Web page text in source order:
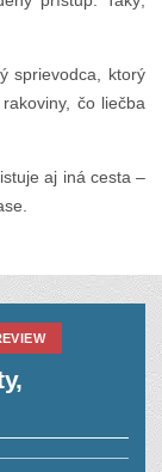
sprievodca, ktorý
čo liečba
aj iná cesta –